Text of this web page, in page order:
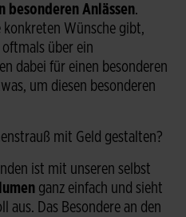
Anlässen.
konkreten Wünsche gibt,
über ein
dabei für einen besonderen
um diesen besonderen
mit Geld gestalten?
ist mit unseren selbst
ganz einfach und sieht
aus. Das Besondere an den